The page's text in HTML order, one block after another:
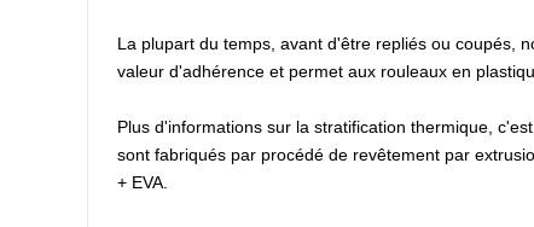
La plupart du temps, avant d'être repliés ou coupés,
valeur d'adhérence et permet aux rouleaux en
Plus d'informations sur la stratification thermique,
sont fabriqués par procédé de revêtement par
+ EVA.